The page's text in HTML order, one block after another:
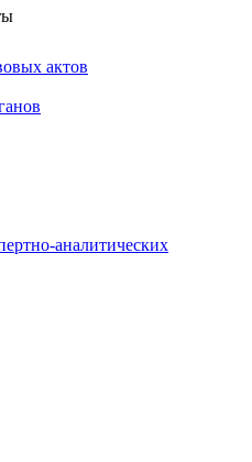
актов
аналитических